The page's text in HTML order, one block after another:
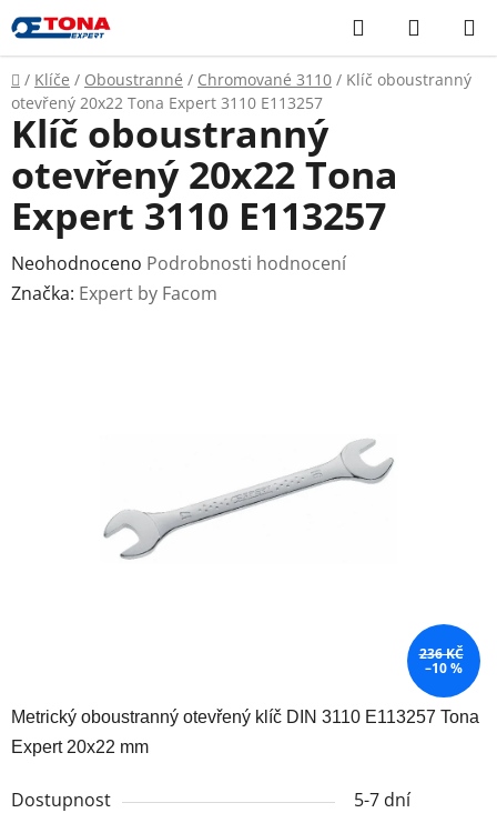
Přejít
na
obsah
Hledat
KOŠÍK
Domů
/ Klíče / Oboustranné / Chromované 3110 / Klíč oboustranný
otevřený 20x22 Tona Expert 3110 E113257
Metrický oboustranný otevřený klíč DIN 3110 E113257 Tona
Expert 20x22 mm
Dostupnost
5-7 dní
Klíč oboustranný
otevřený 20x22 Tona
Expert 3110 E113257
Průměrné
hodnocení
Neohodnoceno Podrobnosti hodnocení
Značka: Expert by Facom
236 KČ
–10 %